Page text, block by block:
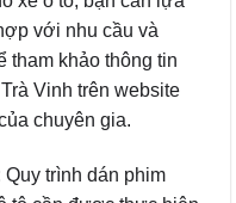
với nhu cầu và
tham khảo thông tin
Vinh trên website
chuyên gia.
trình dán phim